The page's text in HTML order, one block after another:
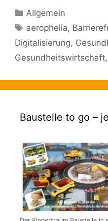
Kategorien
Allgemein
Schlagwörter
aerophelia,
Digitalisierung,
Gesundheitswirtschaft,
Baustelle to go –